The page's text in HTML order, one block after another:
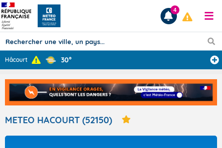
Prévisions
TOUS LES RÉSULTATS
Articles
4
Hâcourt 30°
METEO HACOURT (52150)